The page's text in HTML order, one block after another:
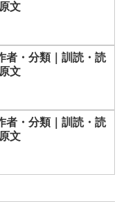
文
者・分類｜訓読・読
文
者・分類｜訓読・読
文